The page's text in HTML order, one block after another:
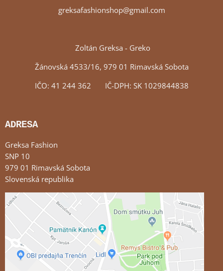
greksafashionshop@gmail.com
Zoltán Greksa - Greko
Žánovská 4533/16, 979 01 Rimavská Sobota
IČO: 41 244 362 IČ-DPH: SK 1029844838
ADRESA
Greksa Fashion
SNP 10
979 01 Rimavská Sobota
Slovenská republika
Externý obsah je blokovaný Voľbami súkromia
Prajete si načítať externý obsah?